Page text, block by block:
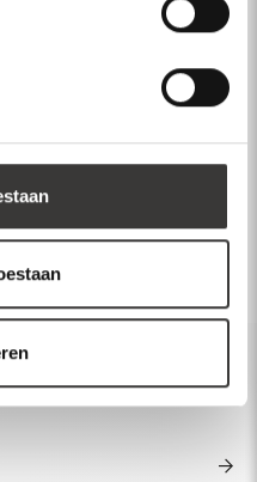
-
- marmer